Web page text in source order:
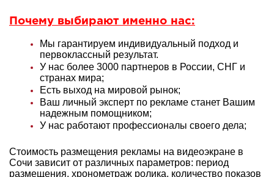
Почему выбирают именно нас:
Мы гарантируем индивидуальный подход и
первоклассный результат.
У нас более 3000 партнеров в России, СНГ и
странах мира;
Есть выход на мировой рынок;
Ваш личный эксперт по рекламе станет Вашим
надежным помощником;
У нас работают профессионалы своего дела;
Стоимость размещения рекламы на видеоэкране в
Сочи зависит от различных параметров: период
размещения, хронометраж ролика, количество показов